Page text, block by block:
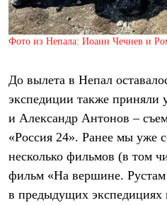
Фото из Непала: Иоанн Чечнев и
До вылета в Непал
экспедиции также приняли
и Александр Антонов –
«Россия 24». Ранее мы уже
несколько фильмов (в том
фильм «На вершине.
в предыдущих экспедициях